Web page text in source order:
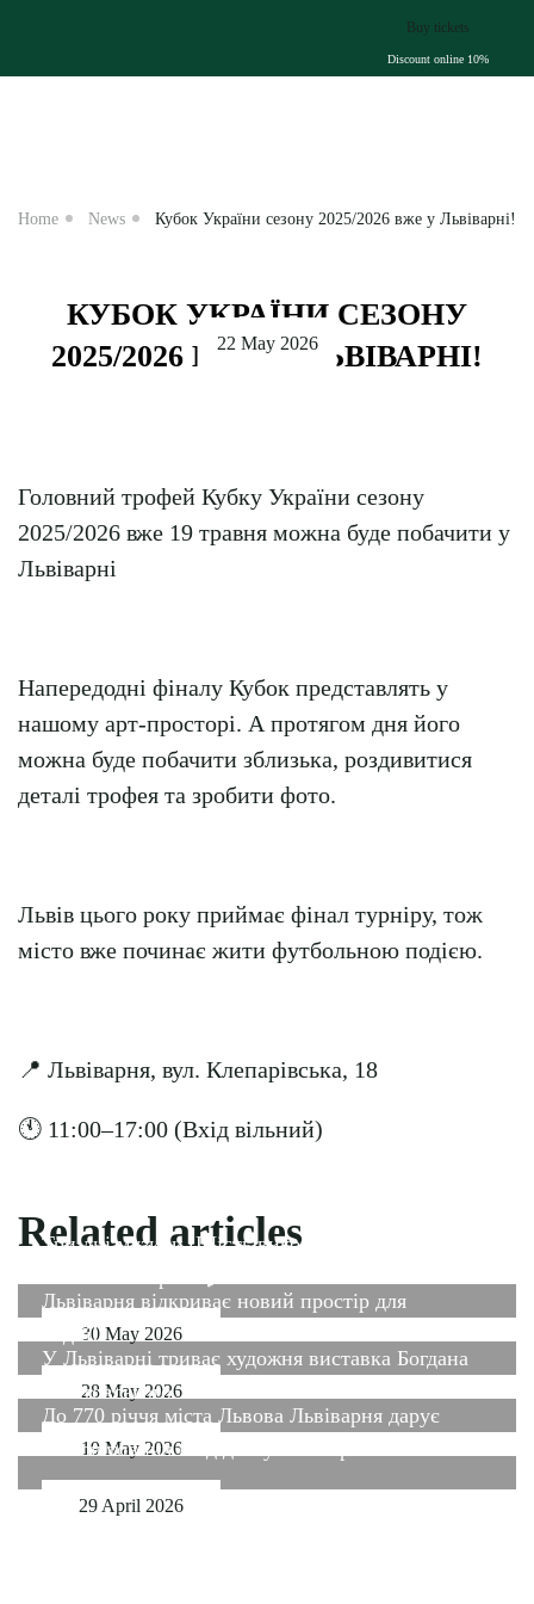
Home News Кубок України сезону 2025/2026 вже у Львіварні!
22 May 2026
КУБОК УКРАЇНИ СЕЗОНУ
2025/2026 ВЖЕ У ЛЬВІВАРНІ!
Головний трофей Кубку України сезону
2025/2026 вже 19 травня можна буде побачити у
Львіварні
Напередодні фіналу Кубок представлять у
нашому арт-просторі. А протягом дня його
можна буде побачити зблизька, роздивитися
деталі трофея та зробити фото.
Львів цього року приймає фінал турніру, тож
місто вже починає жити футбольною подією.
📍 Львіварня, вул. Клепарівська, 18
🕚 11:00–17:00 (Вхід вільний)
Related articles
30 May 2026
Три дні музики. Шість виконавців. Одна
28 May 2026
Львіварня відкриває новий простір для
подій!
19 May 2026
У Львіварні триває художня виставка Богдана
Сікотовського
29 April 2026
До 770 річчя міста Львова Львіварня дарує
безкоштовних вхід до музею 3 травня!